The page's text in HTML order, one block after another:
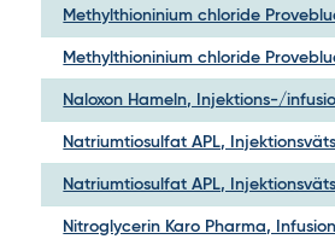
Methylthioninium chloride
Methylthioninium chloride
Naloxon Hameln, Injektions-/
Natriumtiosulfat APL,
Natriumtiosulfat APL,
Nitroglycerin Karo Pharma,